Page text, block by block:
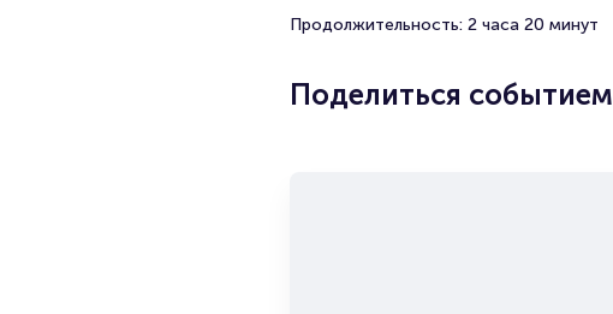
Продолжительность: 2 часа 20 минут
Поделиться событием